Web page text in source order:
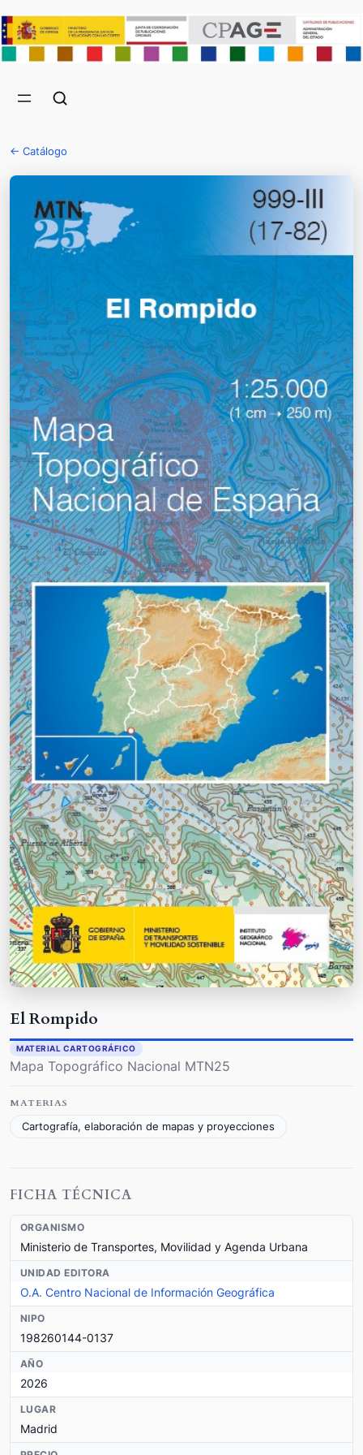
← Catálogo
El Rompido
MATERIAL CARTOGRÁFICO
Mapa Topográfico Nacional MTN25
MATERIAS
Cartografía, elaboración de mapas y proyecciones
FICHA TÉCNICA
ORGANISMO
Ministerio de Transportes, Movilidad y Agenda Urbana
UNIDAD EDITORA
O.A. Centro Nacional de Información Geográfica
NIPO
198260144-0137
AÑO
2026
LUGAR
Madrid